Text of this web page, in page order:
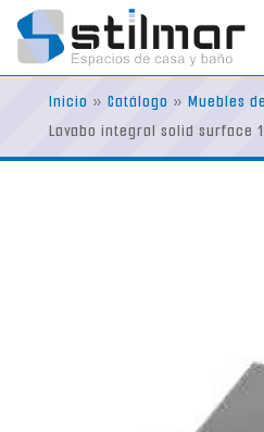
Skip
to
content
Inicio » Catálogo » Muebles
Lavabo integral solid surface 1